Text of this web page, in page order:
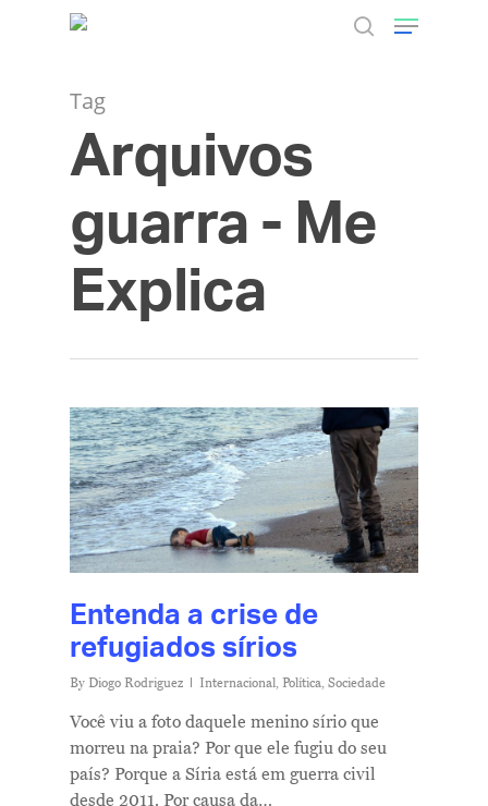
Hit enter to search or ESC to close
Tag
Arquivos
guarra - Me
Explica
Entenda a crise de
refugiados sírios
By Diogo Rodriguez Internacional, Política, Sociedade
Você viu a foto daquele menino sírio que
morreu na praia? Por que ele fugiu do seu
país? Porque a Síria está em guerra civil
desde 2011. Por causa da…